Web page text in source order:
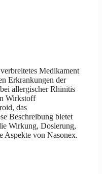
Medikament
Erkrankungen der
allergischer Rhinitis
Wirkstoff
das
Beschreibung bietet
Wirkung, Dosierung,
Aspekte von Nasonex.